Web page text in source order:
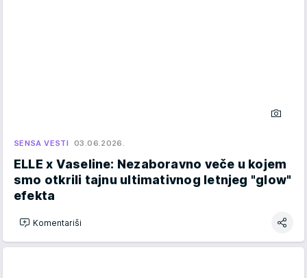
SENSA VESTI 03.06.2026.
ELLE x Vaseline: Nezaboravno veče u kojem
smo otkrili tajnu ultimativnog letnjeg "glow"
efekta
Komentariši